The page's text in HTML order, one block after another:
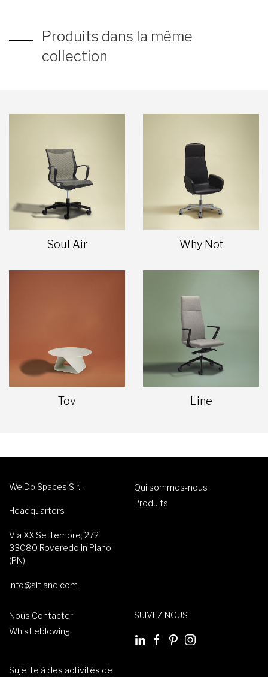
Produits dans la même
collection
Soul Air Why Not
Tov Line
We Do Spaces S.r.l.
Headquarters
Via XX Settembre, 272
33080 Roveredo in Piano
(PN)
info@sitland.com
Qui sommes-nous
Produits
Nous Contacter
Whistleblowing
SUIVEZ NOUS
Sujette à des activités de